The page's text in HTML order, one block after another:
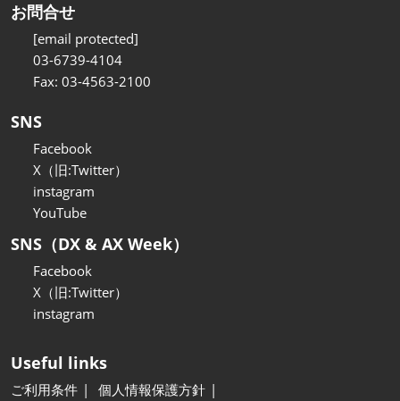
お問合せ
[email protected]
03-6739-4104
Fax: 03-4563-2100
SNS
Facebook
X（旧:Twitter）
instagram
YouTube
SNS（DX & AX Week）
Facebook
X（旧:Twitter）
instagram
Useful links
ご利用条件
個人情報保護方針